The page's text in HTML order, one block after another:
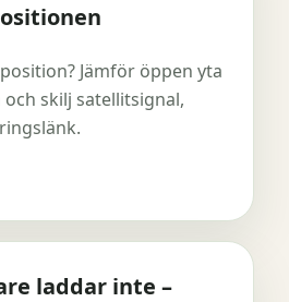
Jämför öppen yta
skilj satellitsignal,
laddar inte –